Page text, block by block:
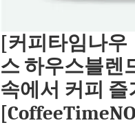
[커피타임나우
스 하우스블렌
속에서 커피 즐